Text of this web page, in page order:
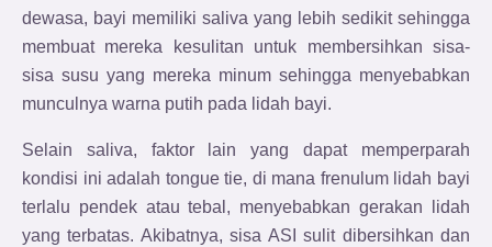
dewasa, bayi memiliki saliva yang lebih sedikit sehingga
membuat mereka kesulitan untuk membersihkan sisa-
sisa susu yang mereka minum sehingga menyebabkan
munculnya warna putih pada lidah bayi.
Selain saliva, faktor lain yang dapat memperparah
kondisi ini adalah tongue tie, di mana frenulum lidah bayi
terlalu pendek atau tebal, menyebabkan gerakan lidah
yang terbatas. Akibatnya, sisa ASI sulit dibersihkan dan